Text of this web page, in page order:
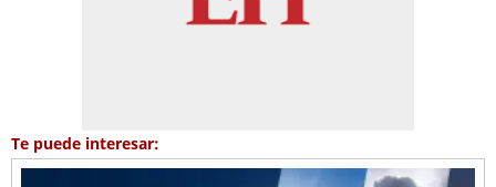
Te puede interesar: